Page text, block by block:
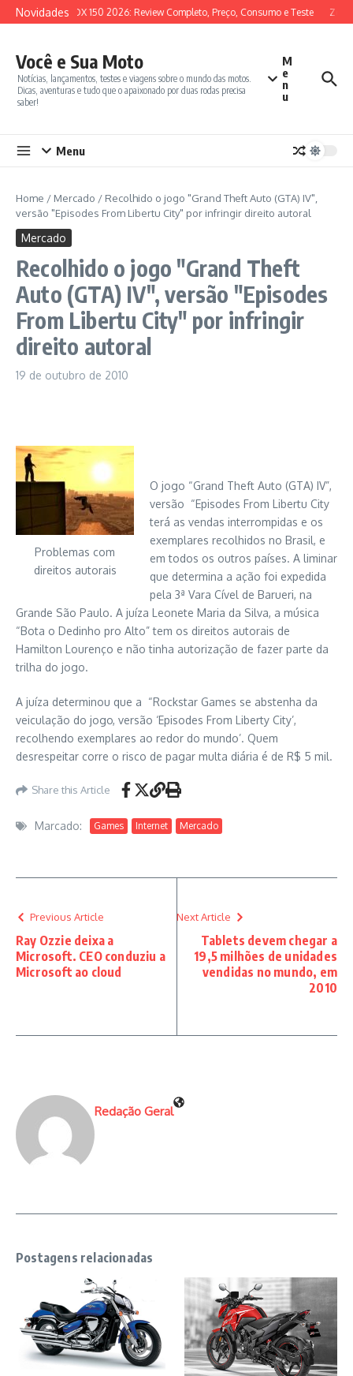
Ir para o conteúdo
NovidadesSYM ADX 150 2026: Review Completo, Preço, Consumo e Teste
Você e Sua Moto
Notícias, lançamentos, testes e viagens sobre o mundo das motos.
Dicas, aventuras e tudo que o apaixonado por duas rodas precisa
saber!
M
e
n
u
Menu
Home / Mercado / Recolhido o jogo "Grand Theft Auto (GTA) IV",
versão "Episodes From Libertu City" por infringir direito autoral
Mercado
Recolhido o jogo "Grand Theft
Auto (GTA) IV", versão "Episodes
From Libertu City" por infringir
direito autoral
19 de outubro de 2010
Problemas com
direitos autorais
O jogo “Grand Theft Auto (GTA) IV”,
versão “Episodes From Libertu City
terá as vendas interrompidas e os
exemplares recolhidos no Brasil, e
em todos os outros países. A liminar
que determina a ação foi expedida
pela 3ª Vara Cível de Barueri, na
Grande São Paulo. A juíza Leonete Maria da Silva, a música
“Bota o Dedinho pro Alto” tem os direitos autorais de
Hamilton Lourenço e não tinha autorização de fazer parte da
trilha do jogo.
A juíza determinou que a “Rockstar Games se abstenha da
veiculação do jogo, versão ‘Episodes From Liberty City’,
recolhendo exemplares ao redor do mundo’. Quem
desrespeitar corre o risco de pagar multa diária é de R$ 5 mil.
Share this Article
Marcado: Games Internet Mercado
Previous Article
Ray Ozzie deixa a
Microsoft. CEO conduziu a
Microsoft ao cloud
Next Article
Tablets devem chegar a
19,5 milhões de unidades
vendidas no mundo, em
2010
Redação Geral
Postagens relacionadas